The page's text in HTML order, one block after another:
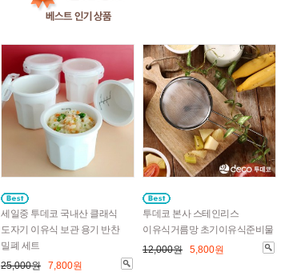
세일중 투데코 국내산 클래식
도자기 이유식 보관 용기 반찬
밀폐 세트
25,000원 7,800원
투데코 본사 스테인리스
이유식거름망 초기이유식준비물
12,000원 5,800원